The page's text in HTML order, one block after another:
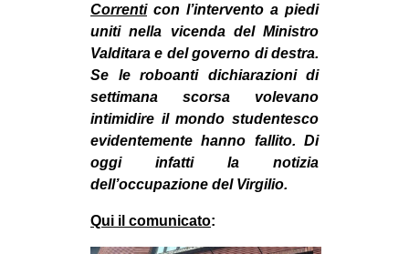
MOBILITAZIONI
SPAZI
SPORT POPOLARE
AMBIENTE
ANTIFASCISMO
GENERI
Correnticon l’intervento a piedi
uniti nella vicenda del Ministro
Valditara e del governo di destra.
Se le roboanti dichiarazioni di
settimana scorsa volevano
intimidire il mondo studentesco
evidentemente hanno fallito. Di
oggi infatti la notizia
dell’occupazione del Virgilio.
Qui il comunicato: